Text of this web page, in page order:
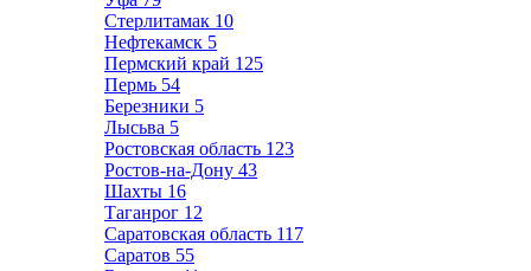
Стерлитамак 10
Нефтекамск 5
Пермский край 125
Пермь 54
Березники 5
Лысьва 5
Ростовская область 123
Ростов-на-Дону 43
Шахты 16
Таганрог 12
Саратовская область 117
Саратов 55